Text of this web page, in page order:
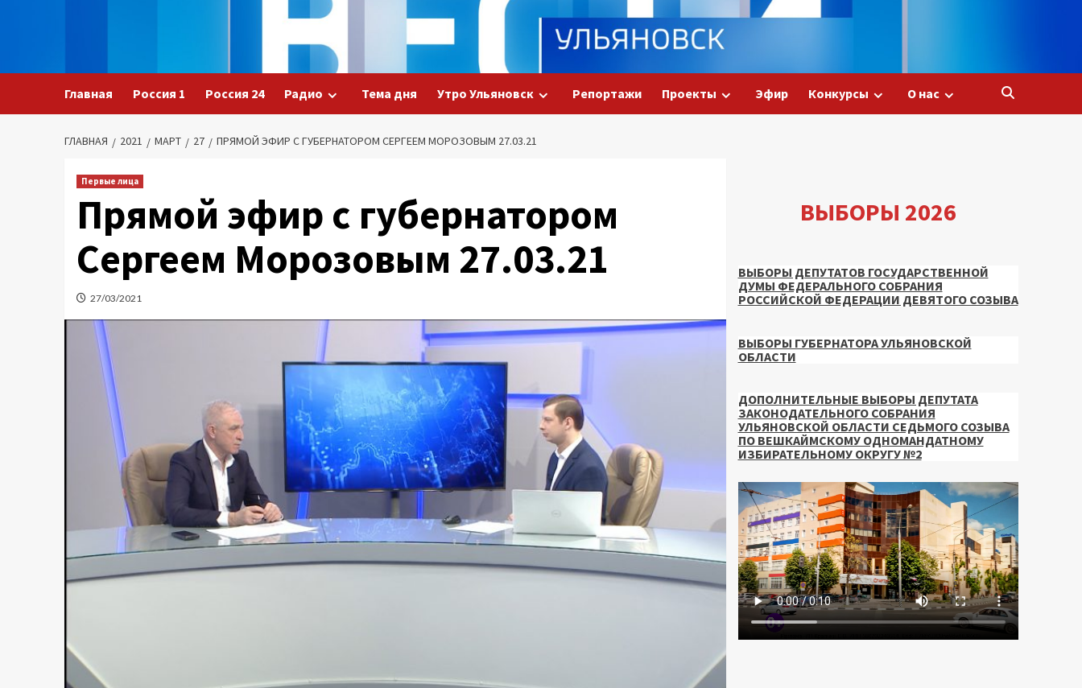
Главная Россия 1 Россия 24 Радио Тема дня Утро Ульяновск Репортажи Проекты Эфир Конкурсы О нас
ГЛАВНАЯ 2021 МАРТ 27 ПРЯМОЙ ЭФИР С ГУБЕРНАТОРОМ СЕРГЕЕМ МОРОЗОВЫМ 27.03.21
Первые лица
Прямой эфир с губернатором
Сергеем Морозовым 27.03.21
27/03/2021
ВЫБОРЫ 2026
ВЫБОРЫ ДЕПУТАТОВ ГОСУДАРСТВЕННОЙ
ДУМЫ ФЕДЕРАЛЬНОГО СОБРАНИЯ
РОССИЙСКОЙ ФЕДЕРАЦИИ ДЕВЯТОГО СОЗЫВА
ВЫБОРЫ ГУБЕРНАТОРА УЛЬЯНОВСКОЙ
ОБЛАСТИ
ДОПОЛНИТЕЛЬНЫЕ ВЫБОРЫ ДЕПУТАТА
ЗАКОНОДАТЕЛЬНОГО СОБРАНИЯ
УЛЬЯНОВСКОЙ ОБЛАСТИ СЕДЬМОГО СОЗЫВА
ПО ВЕШКАЙМСКОМУ ОДНОМАНДАТНОМУ
ИЗБИРАТЕЛЬНОМУ ОКРУГУ №2